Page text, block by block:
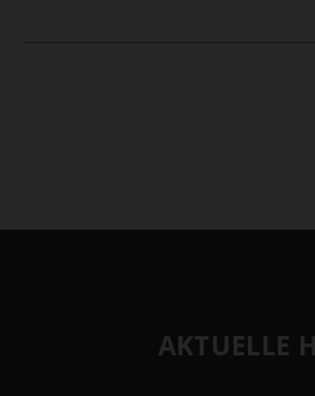
AKTUELLE